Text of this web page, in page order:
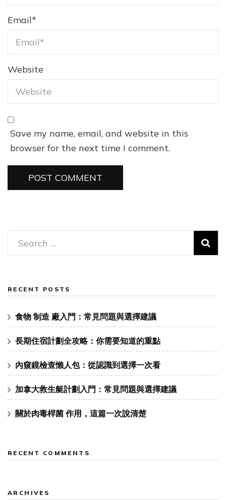
Email*
Website
Save my name, email, and website in this
browser for the next time I comment.
Search
for:
RECENT POSTS
食物 制造 廠入門：常見問題與選擇建議
長期住宿計劃全攻略：你需要知道的重點
內窺鏡檢查懶人包：從認識到選擇一次看
加拿大救生艇計劃入門：常見問題與選擇建議
關於肉毒桿菌 作用，這篇一次說清楚
RECENT COMMENTS
ARCHIVES